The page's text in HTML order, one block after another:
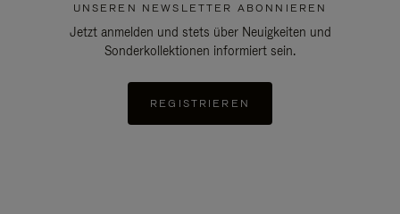
UNSEREN NEWSLETTER ABONNIEREN
Jetzt anmelden und stets über Neuigkeiten und
Sonderkollektionen informiert sein.
REGISTRIEREN